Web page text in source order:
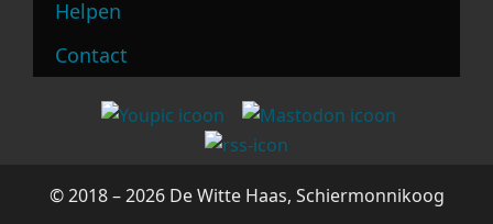
Helpen
Contact
© 2018 – 2026 De Witte Haas, Schiermonnikoog